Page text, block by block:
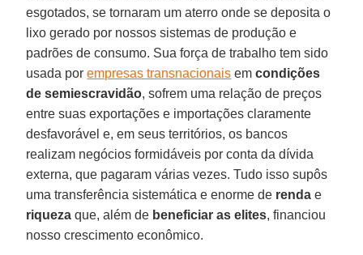
esgotados, se tornaram um aterro onde se deposita o
lixo gerado por nossos sistemas de produção e
padrões de consumo. Sua força de trabalho tem sido
usada porempresas transnacionais emcondições
de semiescravidão, sofrem uma relação de preços
entre suas exportações e importações claramente
desfavorável e, em seus territórios, os bancos
realizam negócios formidáveis por conta da dívida
externa, que pagaram várias vezes. Tudo isso supôs
uma transferência sistemática e enorme de renda e
riqueza que, além de beneficiar as elites, financiou
nosso crescimento econômico.